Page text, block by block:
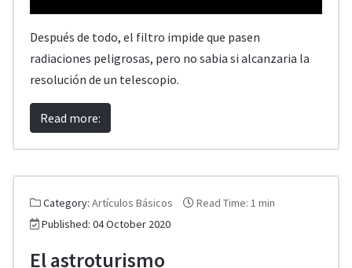
Después de todo, el filtro impide que pasen
radiaciones peligrosas, pero no sabia si alcanzaria la
resolución de un telescopio.
Read more:
Category: Artículos Básicos
Read Time: 1 min
Published: 04 October 2020
El astroturismo